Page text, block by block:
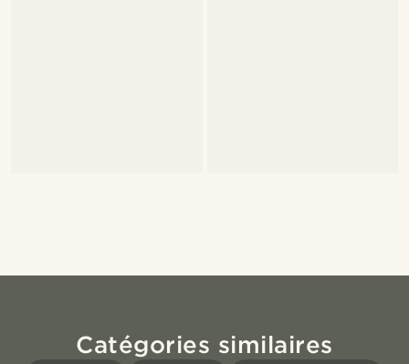
Catégories similaires